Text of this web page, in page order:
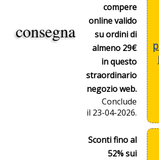
consegna
compere
online valido
su ordini di
almeno 29€
in questo
straordinario
negozio web.
Conclude
il 23-04-2026.
Sconti fino al
52% sui